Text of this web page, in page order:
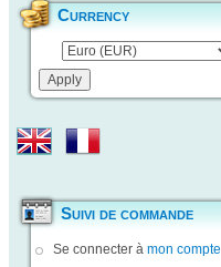
Currency
Suivi de commande
Se connecter à mon compte